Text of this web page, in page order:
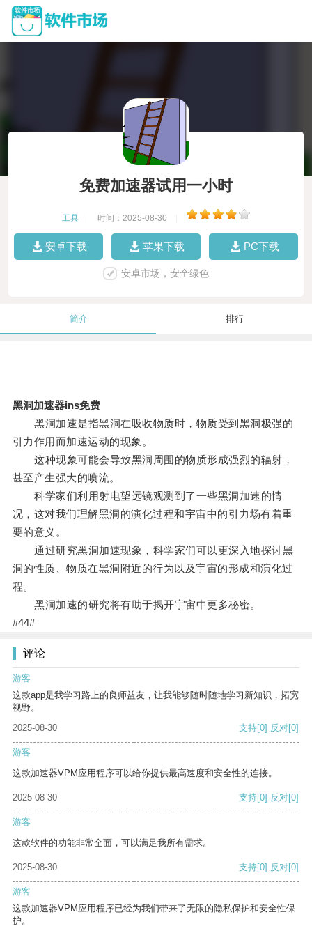
免费加速器试用一小时
工具 时间：2025-08-30
安卓下载 苹果下载 PC下载
安卓市场，安全绿色
简介 排行
黑洞加速器ins免费
黑洞加速是指黑洞在吸收物质时，物质受到黑洞极强的
引力作用而加速运动的现象。
这种现象可能会导致黑洞周围的物质形成强烈的辐射，
甚至产生强大的喷流。
科学家们利用射电望远镜观测到了一些黑洞加速的情
况，这对我们理解黑洞的演化过程和宇宙中的引力场有着重
要的意义。
通过研究黑洞加速现象，科学家们可以更深入地探讨黑
洞的性质、物质在黑洞附近的行为以及宇宙的形成和演化过
程。
黑洞加速的研究将有助于揭开宇宙中更多秘密。
#44#
评论
游客
这款app是我学习路上的良师益友，让我能够随时随地学习新知识，拓宽
视野。
2025-08-30
支持[0] 反对[0]
游客
这款加速器VPM应用程序可以给你提供最高速度和安全性的连接。
2025-08-30 支持[0] 反对[0]
游客
这款软件的功能非常全面，可以满足我所有需求。
2025-08-30 支持[0] 反对[0]
游客
这款加速器VPM应用程序已经为我们带来了无限的隐私保护和安全性保
护。